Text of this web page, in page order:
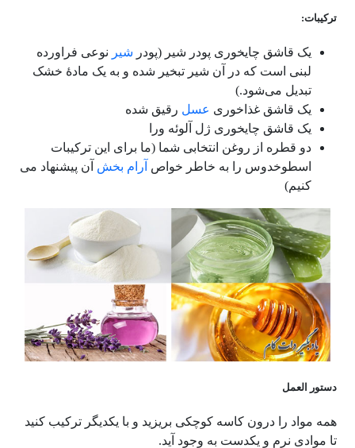
ترکیبات:
یک قاشق چایخوری پودر شیر (پودر شیر نوعی فراورده
لبنی است که در آن شیر تبخیر شده و به یک مادهٔ خشک
تبدیل می‌شود.)
یک قاشق غذاخوری عسل رقیق شده
یک قاشق چایخوری ژل آلوئه ورا
دو قطره از روغن انتخابی شما (ما برای این ترکیبات
اسطوخدوس را به خاطر خواص آرام بخش آن پیشنهاد می
کنیم)
دستور العمل
همه مواد را درون کاسه کوچکی بریزید و با یکدیگر ترکیب کنید
تا موادی نرم و یکدست به وجود آید.